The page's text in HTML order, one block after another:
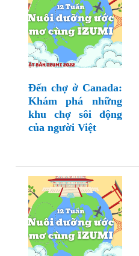
Đến chợ ở Canada:
Khám phá những
khu chợ sôi động
của người Việt